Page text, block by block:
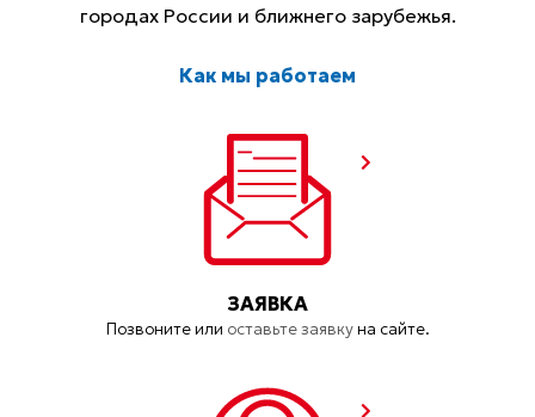
городах России и ближнего зарубежья.
Как мы работаем
ЗАЯВКА
Позвоните или оставьте заявкуна сайте.